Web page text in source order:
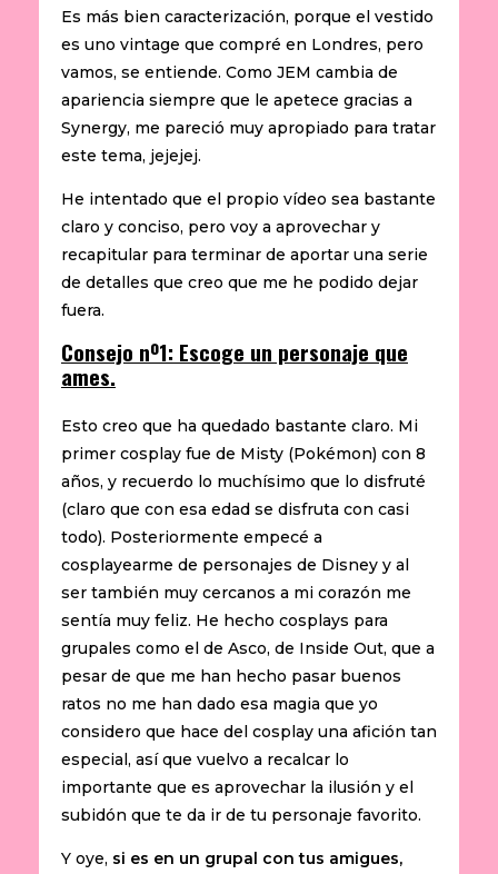
Es más bien caracterización, porque el vestido
es uno vintage que compré en Londres, pero
vamos, se entiende. Como JEM cambia de
apariencia siempre que le apetece gracias a
Synergy, me pareció muy apropiado para tratar
este tema, jejejej.
He intentado que el propio vídeo sea bastante
claro y conciso, pero voy a aprovechar y
recapitular para terminar de aportar una serie
de detalles que creo que me he podido dejar
fuera.
Consejo nº1: Escoge un personaje que
ames.
Esto creo que ha quedado bastante claro. Mi
primer cosplay fue de Misty (Pokémon) con 8
años, y recuerdo lo muchísimo que lo disfruté
(claro que con esa edad se disfruta con casi
todo). Posteriormente empecé a
cosplayearme de personajes de Disney y al
ser también muy cercanos a mi corazón me
sentía muy feliz. He hecho cosplays para
grupales como el de Asco, de Inside Out, que a
pesar de que me han hecho pasar buenos
ratos no me han dado esa magia que yo
considero que hace del cosplay una afición tan
especial, así que vuelvo a recalcar lo
importante que es aprovechar la ilusión y el
subidón que te da ir de tu personaje favorito.
Y oye, si es en un grupal con tus amigues,